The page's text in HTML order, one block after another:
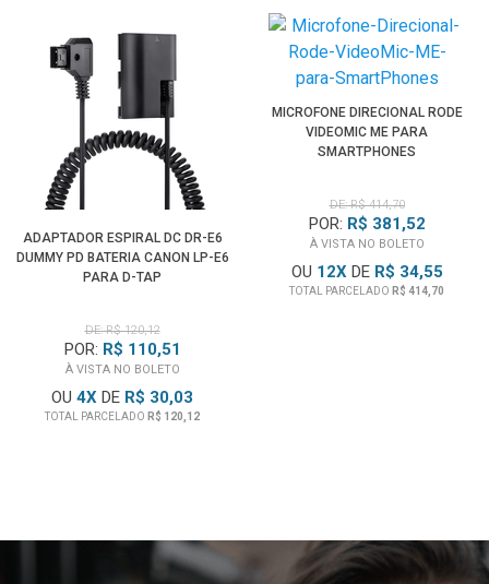
ADAPTADOR ESPIRAL DC DR-E6
DUMMY PD BATERIA CANON LP-E6
PARA D-TAP
DE: R$ 120,12
POR: R$ 110,51
À VISTA NO BOLETO
OU 4X DE R$ 30,03
TOTAL PARCELADO R$ 120,12
MICROFONE DIRECIONAL RODE
VIDEOMIC ME PARA
SMARTPHONES
DE: R$ 414,70
POR: R$ 381,52
À VISTA NO BOLETO
OU 12XDE R$ 34,55
TOTAL PARCELADO R$ 414,70